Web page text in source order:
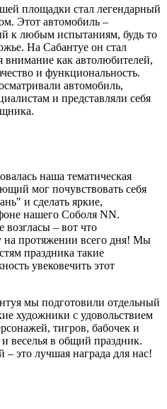
площадки стал легендарный
Этот автомобиль –
к любым испытаниям, будь то
На Сабантуе он стал
внимание как автолюбителей,
и функциональность.
автомобиль,
и представляли себя
наша тематическая
мог почувствовать себя
и сделать яркие,
нашего Соболя NN.
– вот что
на протяжении всего дня! Мы
праздника такие
увековечить этот
мы подготовили отдельный
художники с удовольствием
тигров, бабочек и
и веселья в общий праздник.
– это лучшая награда для нас!